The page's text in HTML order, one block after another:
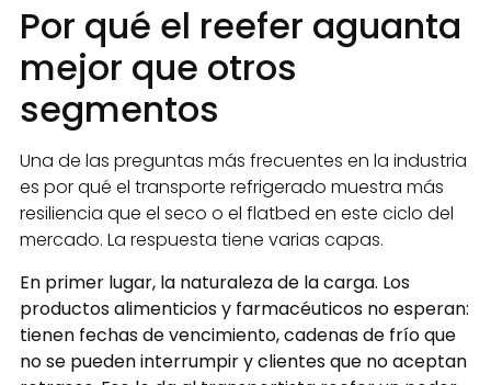
Por qué el reefer aguanta
mejor que otros
segmentos
Una de las preguntas más frecuentes en la industria
es por qué el transporte refrigerado muestra más
resiliencia que el seco o el flatbed en este ciclo del
mercado. La respuesta tiene varias capas.
En primer lugar, la naturaleza de la carga. Los
productos alimenticios y farmacéuticos no esperan:
tienen fechas de vencimiento, cadenas de frío que
no se pueden interrumpir y clientes que no aceptan